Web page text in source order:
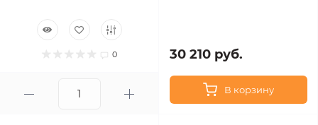
0 30 210 руб.
В корзину